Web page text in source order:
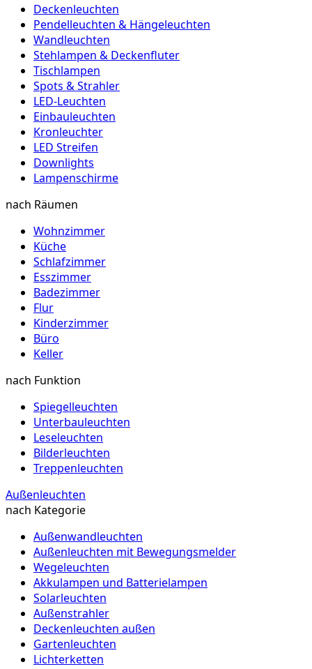
Deckenleuchten
Pendelleuchten & Hängeleuchten
Wandleuchten
Stehlampen & Deckenfluter
Tischlampen
Spots & Strahler
LED-Leuchten
Einbauleuchten
Kronleuchter
LED Streifen
Downlights
Lampenschirme
nach Räumen
Wohnzimmer
Küche
Schlafzimmer
Esszimmer
Badezimmer
Flur
Kinderzimmer
Büro
Keller
nach Funktion
Spiegelleuchten
Unterbauleuchten
Leseleuchten
Bilderleuchten
Treppenleuchten
Außenleuchten
nach Kategorie
Außenwandleuchten
Außenleuchten mit Bewegungsmelder
Wegeleuchten
Akkulampen und Batterielampen
Solarleuchten
Außenstrahler
Deckenleuchten außen
Gartenleuchten
Lichterketten